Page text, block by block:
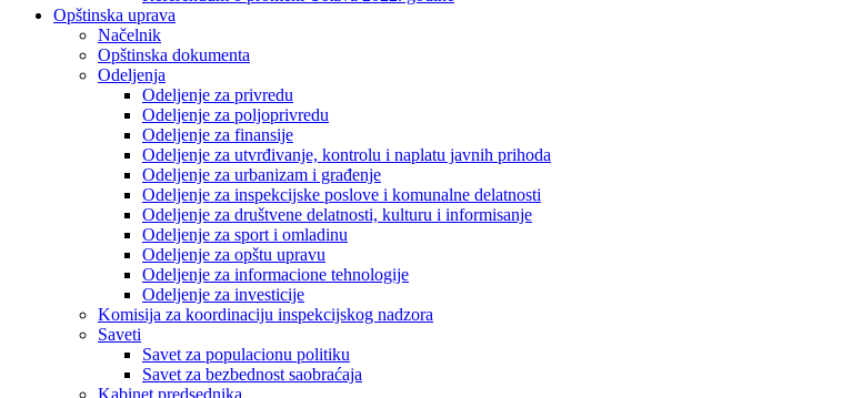
Opštinska uprava
Načelnik
Opštinska dokumenta
Odeljenja
Odeljenje za privredu
Odeljenje za poljoprivredu
Odeljenje za finansije
Odeljenje za utvrđivanje, kontrolu i naplatu javnih prihoda
Odeljenje za urbanizam i građenje
Odeljenje za inspekcijske poslove i komunalne delatnosti
Odeljenje za društvene delatnosti, kulturu i informisanje
Odeljenje za sport i omladinu
Odeljenje za opštu upravu
Odeljenje za informacione tehnologije
Odeljenje za investicije
Komisija za koordinaciju inspekcijskog nadzora
Saveti
Savet za populacionu politiku
Savet za bezbednost saobraćaja
Kabinet predsednika